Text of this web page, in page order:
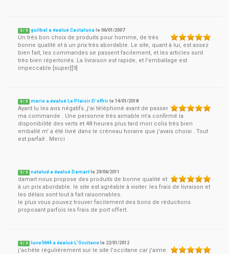
5 / 5 guilbal a évalué Castaluna le06/01/2007
Un très bon choix de produits pour homme, de très
bonne qualité et à un prix très abordable. Le site, quant à lui, est assez
bien fait, les commandes se passent facilement, et les articles sont
très bien répertoriés. La livraison est rapide, et l'emballage est
impeccable.[super][9]
5 / 5 marie a évalué Le Plaisir D'offrir le14/01/2018
Ayant lu les avis négatifs ,j'ai téléphoné avant de passer
ma commande . Une personne très aimable m'a confirmé la
disponibilité des verts et 48 heures plus tard mon colis très bien
emballé m' a été livré dans le créneau horaire que j'avais choisi . Tout
est parfait . Merci
5 / 5 natalud a évalué Damart le 29/06/2011
damart nous propose des produits de bonne qualité et
à un prix abordable. le site est agréable à visiter. les frais de livraison et
les délais sont tout à fait raisonnables.
le plus vous pouvez trouver facilement des bons de réductions
proposant parfois les frais de port offert.
5 / 5 lune5644 a évalué L'Occitane le 22/01/2012
j'achète régulièrement sur le site l'occitane car j'aime